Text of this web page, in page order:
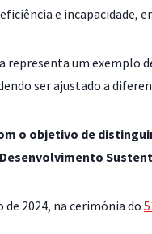
e
um exemplo
ser ajustado a
o objetivo de
2024, na cerimónia do